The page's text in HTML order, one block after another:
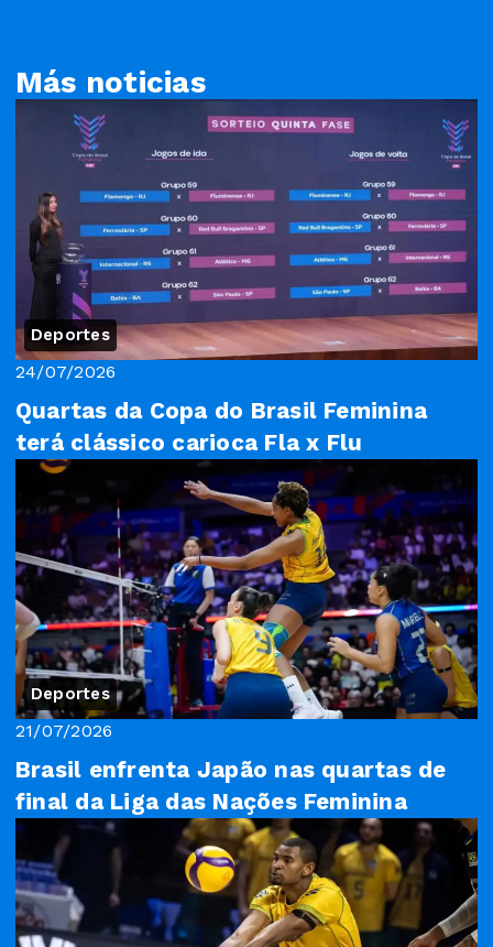
Más noticias
Deportes
24/07/2026
Quartas da Copa do Brasil Feminina
terá clássico carioca Fla x Flu
Deportes
21/07/2026
Brasil enfrenta Japão nas quartas de
final da Liga das Nações Feminina